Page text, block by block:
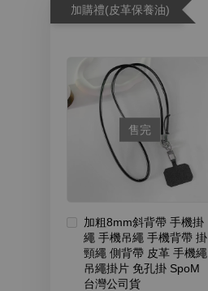
加購禮(皮革保養油)
售完
加粗8mm斜背帶 手機掛
繩 手機吊繩 手機背帶 掛
頸繩 側背帶 皮革 手機繩
吊繩掛片 免孔掛 SpoM
台灣公司貨